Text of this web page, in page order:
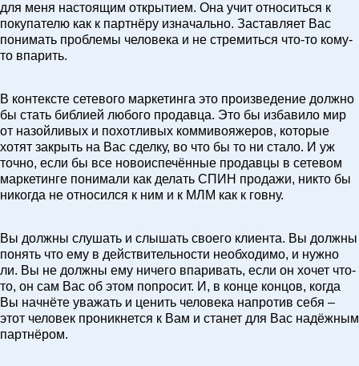
для меня настоящим открытием. Она учит относиться к
покупателю как к партнёру изначально. Заставляет Вас
понимать проблемы человека и не стремиться что-то кому-
то впарить.
В контексте сетевого маркетинга это произведение должно
бы стать библией любого продавца. Это бы избавило мир
от назойливых и похотливых коммивояжеров, которые
хотят закрыть на Вас сделку, во что бы то ни стало. И уж
точно, если бы все новоиспечённые продавцы в сетевом
маркетинге понимали как делать СПИН продажи, никто бы
никогда не относился к ним и к МЛМ как к говну.
Вы должны слушать и слышать своего клиента. Вы должны
понять что ему в действительности необходимо, и нужно
ли. Вы не должны ему ничего впаривать, если он хочет что-
то, он сам Вас об этом попросит. И, в конце концов, когда
Вы начнёте уважать и ценить человека напротив себя –
этот человек проникнется к Вам и станет для Вас надёжным
партнёром.